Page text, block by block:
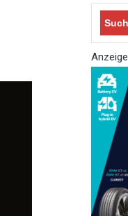
Search
for:
Anzeige